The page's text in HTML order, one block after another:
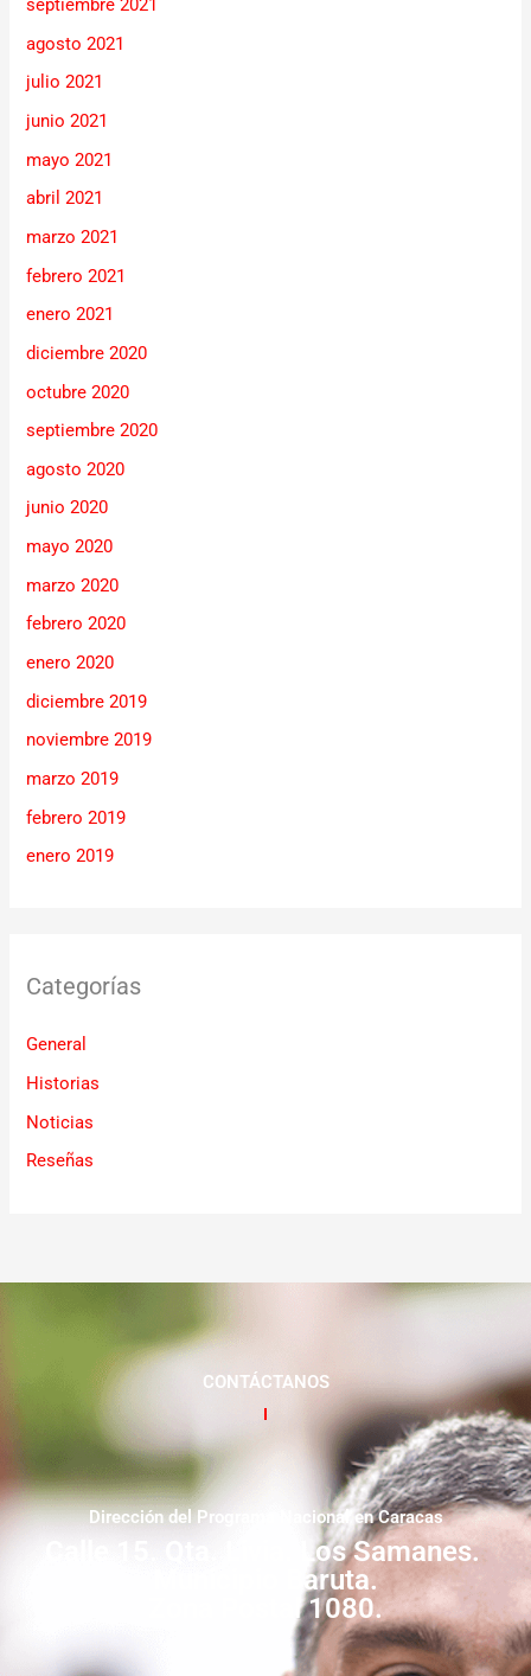
septiembre 2021
agosto 2021
julio 2021
junio 2021
mayo 2021
abril 2021
marzo 2021
febrero 2021
enero 2021
diciembre 2020
octubre 2020
septiembre 2020
agosto 2020
junio 2020
mayo 2020
marzo 2020
febrero 2020
enero 2020
diciembre 2019
noviembre 2019
marzo 2019
febrero 2019
enero 2019
Categorías
General
Historias
Noticias
Reseñas
CONTÁCTANOS
Dirección del Programa Nacional en Caracas
Calle 15. Qta. Livia. Los Samanes.
Municipio Baruta.
Zona Postal 1080.